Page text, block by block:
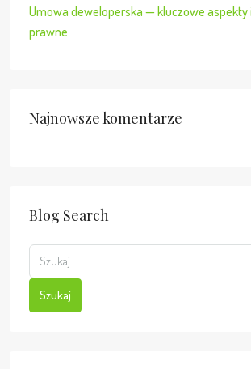
Umowa deweloperska — kluczowe aspekty
prawne
Najnowsze komentarze
Blog Search
Szukaj